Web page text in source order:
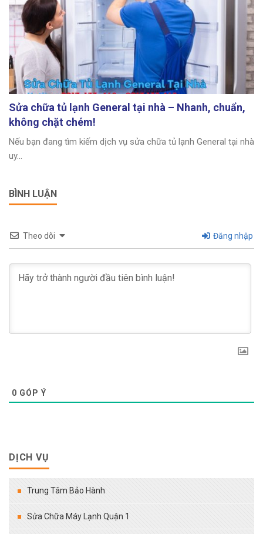
Sửa chữa tủ lạnh General tại nhà – Nhanh, chuẩn,
không chặt chém!
Nếu bạn đang tìm kiếm dịch vụ sửa chữa tủ lạnh General tại nhà
uy...
BÌNH LUẬN
Theo dõi Đăng nhập
0 GÓP Ý
DỊCH VỤ
Trung Tâm Bảo Hành
Sửa Chữa Máy Lạnh Quận 1